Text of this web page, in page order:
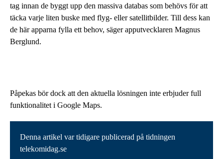
tag innan de byggt upp den massiva databas som behövs för att
täcka varje liten buske med flyg- eller satellitbilder. Till dess kan
de här apparna fylla ett behov, säger apputvecklaren Magnus
Berglund.
Påpekas bör dock att den aktuella lösningen inte erbjuder full
funktionalitet i Google Maps.
Denna artikel var tidigare publicerad på tidningen
telekomidag.se